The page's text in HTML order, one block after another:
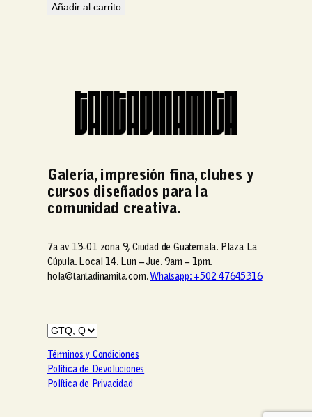
Añadir al carrito
Galería, impresión fina, clubes y
cursos diseñados para la
comunidad creativa.
7a av 13-01 zona 9, Ciudad de Guatemala. Plaza La
Cúpula. Local 14. Lun – Jue. 9am – 1pm.
hola@tantadinamita.com. Whatsapp: +502 47645316
Términos y Condiciones
Política de Devoluciones
Política de Privacidad